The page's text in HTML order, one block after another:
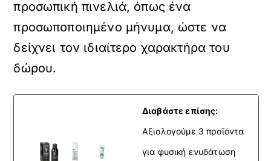
προσωπική πινελιά, όπως ένα
προσωποποιημένο μήνυμα, ώστε να
δείχνει τον ιδιαίτερο χαρακτήρα του
δώρου.
Διαβάστε επίσης:
Αξιολογούμε 3 προϊόντα
για φυσική ενυδάτωση